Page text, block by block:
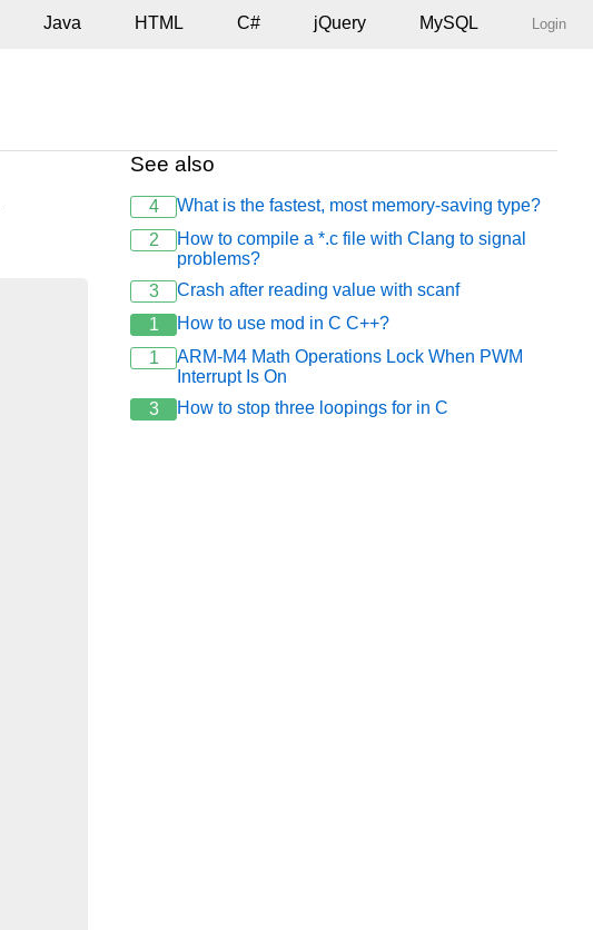
Java HTML C# jQuery MySQL Login
See also
4
What is the fastest, most memory-saving type?
2
How to compile a *.c file with Clang to signal
problems?
3
Crash after reading value with scanf
1
How to use mod in C C++?
1
ARM-M4 Math Operations Lock When PWM
Interrupt Is On
3
How to stop three loopings for in C